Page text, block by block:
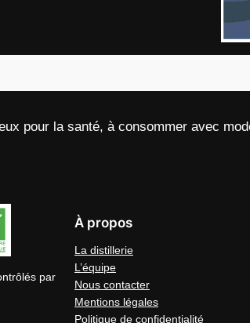
pour la santé, à consommer avec
par
À propos
La distillerie
L’équipe
Nous contacter
Mentions légales
Politique de confidentialité